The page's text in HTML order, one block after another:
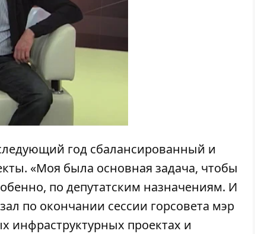
год сбалансированный и
«Моя была основная задача, чтобы
по депутатским назначениям. И
по окончании сессии горсовета мэр
инфраструктурных проектах и